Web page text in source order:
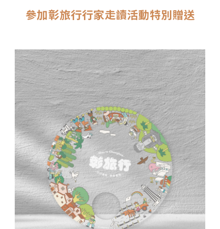
參加彰旅行行家走讀活動特別贈送